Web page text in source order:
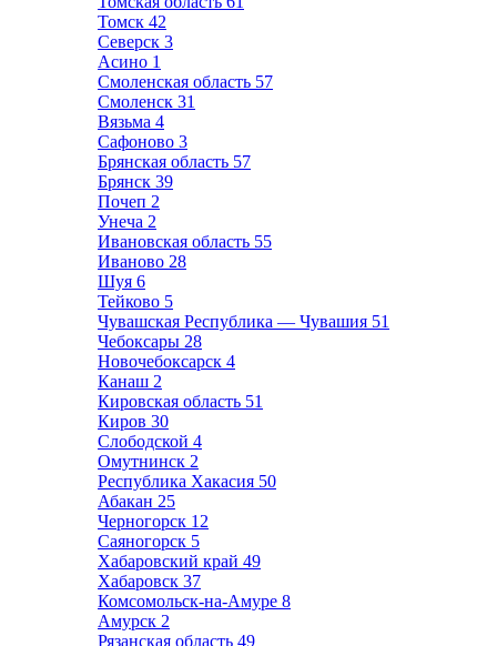
Томск 42
Северск 3
Асино 1
Смоленская область 57
Смоленск 31
Вязьма 4
Сафоново 3
Брянская область 57
Брянск 39
Почеп 2
Унеча 2
Ивановская область 55
Иваново 28
Шуя 6
Тейково 5
Чувашская Республика — Чувашия 51
Чебоксары 28
Новочебоксарск 4
Канаш 2
Кировская область 51
Киров 30
Слободской 4
Омутнинск 2
Республика Хакасия 50
Абакан 25
Черногорск 12
Саяногорск 5
Хабаровский край 49
Хабаровск 37
Комсомольск-на-Амуре 8
Амурск 2
Рязанская область 49